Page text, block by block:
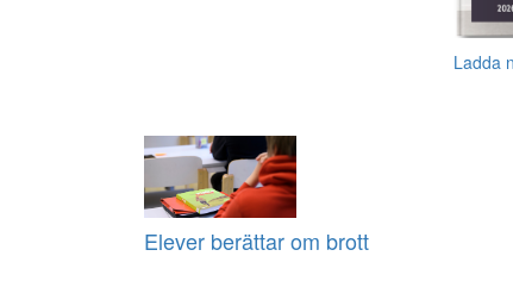
Elever berättar om brott
Ladda